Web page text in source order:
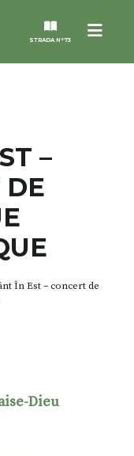
Menu
STRADA N°73
–
DE
În Est – concert de
Dieu